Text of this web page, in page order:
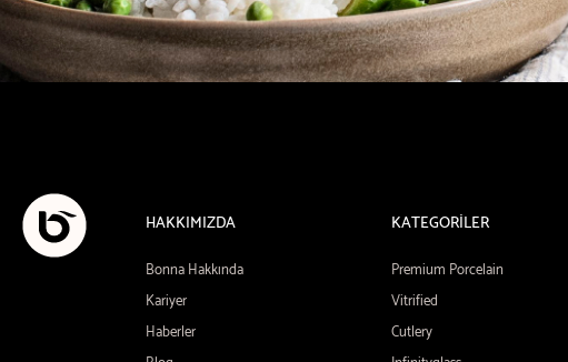
HAKKIMIZDA
Bonna Hakkında
Kariyer
Haberler
KATEGORİLER
Premium Porcelain
Vitrified
Cutlery